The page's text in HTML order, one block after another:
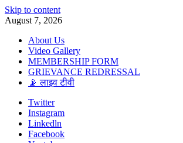
Skip to content
August 7, 2026
About Us
Video Gallery
MEMBERSHIP FORM
GRIEVANCE REDRESSAL
📡 लाइव टीवी
Twitter
Instagram
Linkedln
Facebook